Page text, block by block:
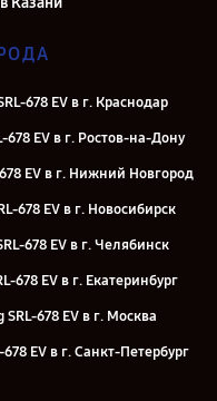
678 EV в г. Краснодар
EV в г. Ростов-на-Дону
EV в г. Нижний Новгород
678 EV в г. Новосибирск
678 EV в г. Челябинск
678 EV в г. Екатеринбург
678 EV в г. Москва
EV в г. Санкт-Петербург